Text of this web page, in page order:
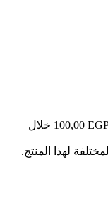
نطاق السعر: من ⁦100,00 EGP⁩ خلال
لهذا المنتج.